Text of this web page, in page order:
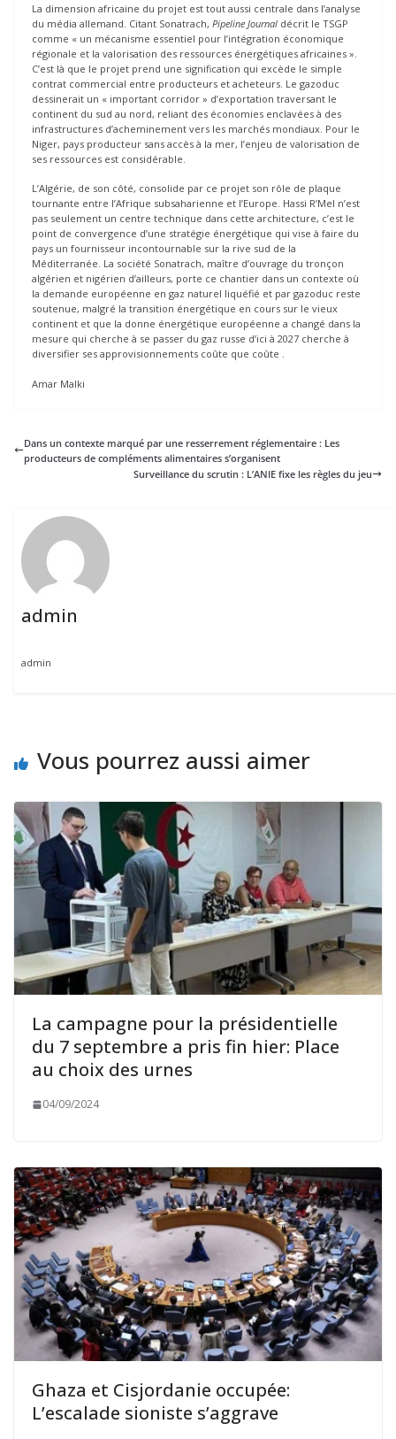
La dimension africaine du projet est tout aussi centrale dans l’analyse
du média allemand. Citant Sonatrach, Pipeline Journal décrit le TSGP
comme « un mécanisme essentiel pour l’intégration économique
régionale et la valorisation des ressources énergétiques africaines ».
C’est là que le projet prend une signification qui excède le simple
contrat commercial entre producteurs et acheteurs. Le gazoduc
dessinerait un « important corridor » d’exportation traversant le
continent du sud au nord, reliant des économies enclavées à des
infrastructures d’acheminement vers les marchés mondiaux. Pour le
Niger, pays producteur sans accès à la mer, l’enjeu de valorisation de
ses ressources est considérable.
L’Algérie, de son côté, consolide par ce projet son rôle de plaque
tournante entre l’Afrique subsaharienne et l’Europe. Hassi R’Mel n’est
pas seulement un centre technique dans cette architecture, c’est le
point de convergence d’une stratégie énergétique qui vise à faire du
pays un fournisseur incontournable sur la rive sud de la
Méditerranée. La société Sonatrach, maître d’ouvrage du tronçon
algérien et nigérien d’ailleurs, porte ce chantier dans un contexte où
la demande européenne en gaz naturel liquéfié et par gazoduc reste
soutenue, malgré la transition énergétique en cours sur le vieux
continent et que la donne énergétique européenne a changé dans la
mesure qui cherche à se passer du gaz russe d’ici à 2027 cherche à
diversifier ses approvisionnements coûte que coûte .
Amar Malki
Dans un contexte marqué par une resserrement réglementaire : Les
producteurs de compléments alimentaires s’organisent
Surveillance du scrutin : L’ANIE fixe les règles du jeu
admin
admin
Vous pourrez aussi aimer
La campagne pour la présidentielle
du 7 septembre a pris fin hier: Place
au choix des urnes
04/09/2024
Ghaza et Cisjordanie occupée:
L’escalade sioniste s’aggrave